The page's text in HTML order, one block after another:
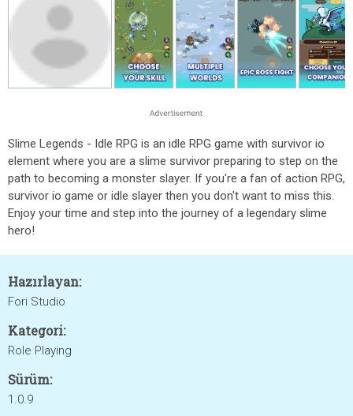
Slime Legends - Idle RPG is an idle RPG game with survivor io
element where you are a slime survivor preparing to step on the
path to becoming a monster slayer. If you're a fan of action RPG,
survivor io game or idle slayer then you don't want to miss this.
Enjoy your time and step into the journey of a legendary slime
hero!
Hazırlayan:
Fori Studio
Kategori:
Role Playing
Sürüm:
1.0.9